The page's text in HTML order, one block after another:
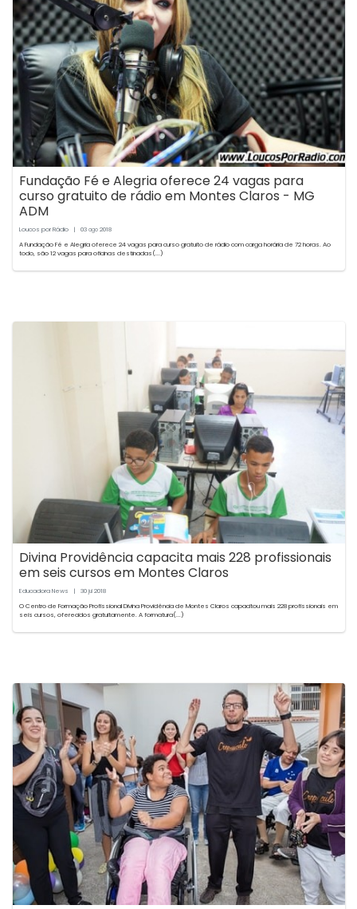
Fundação Fé e Alegria oferece 24 vagas para
curso gratuito de rádio em Montes Claros - MG
ADM
Loucos por Rádio | 03 ago2018
A Fundação Fé e Alegria oferece 24 vagas para curso gratuito de rádio com carga horária de 72 horas. Ao
todo, são 12 vagas para oficinas destinadas(...)
Divina Providência capacita mais 228 profissionais
em seis cursos em Montes Claros
Educadora News | 30 jul2018
O Centro de Formação Profissional Divina Providência de Montes Claros capacitou mais 228 profissionais em
seis cursos, oferecidos gratuitamente. A formatura(...)